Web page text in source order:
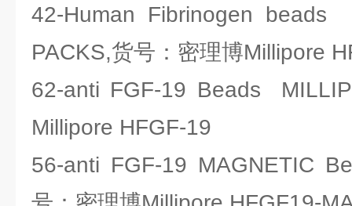
42-Human Fibrinogen beads
PACKS,货号：密理博Millipore
62-anti FGF-19 Beads
Millipore HFGF-19
56-anti FGF-19 MAGNETIC